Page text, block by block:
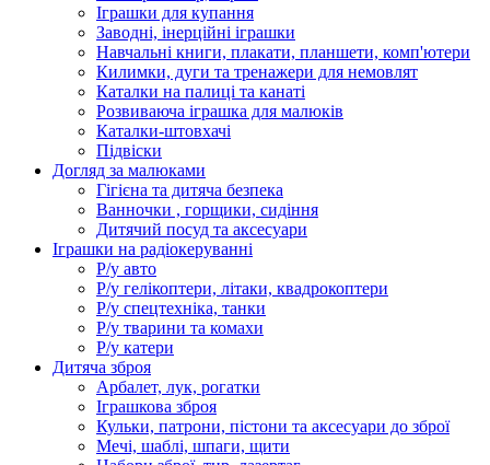
Іграшки для купання
Заводні, інерційні іграшки
Навчальні книги, плакати, планшети, комп'ютери
Килимки, дуги та тренажери для немовлят
Каталки на палиці та канаті
Розвиваюча іграшка для малюків
Каталки-штовхачі
Підвіски
Догляд за малюками
Гігієна та дитяча безпека
Ванночки , горщики, сидіння
Дитячий посуд та аксесуари
Іграшки на радіокеруванні
Р/у авто
Р/у гелікоптери, літаки, квадрокоптери
Р/у спецтехніка, танки
Р/у тварини та комахи
Р/у катери
Дитяча зброя
Арбалет, лук, рогатки
Іграшкова зброя
Кульки, патрони, пістони та аксесуари до зброї
Мечі, шаблі, шпаги, щити